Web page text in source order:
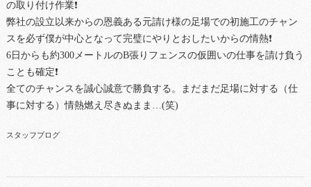
の取り付け作業❗
弊社の設立以来からの恩義ある元請け様の足場での初施工のチャン
スを必ず僕が中心となって完璧にやりとおしたいからの情熱❗
6日からも約300メートルのB張りフェンスの仮囲いの仕事を請け負う
ことも確定❗
全てのチャンスを誠心誠意で勝負する。まだまだ足場に対する（仕
事に対する）情熱燃え尽きぬまま…(笑)
スタッフブログ